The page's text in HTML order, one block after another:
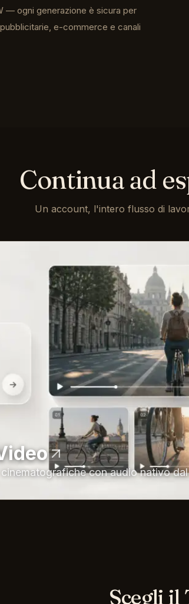
— ogni generazione è sicura per
e-commerce e canali
Continua ad
Un account, l'intero flusso di
con audio nativo
Scegli il